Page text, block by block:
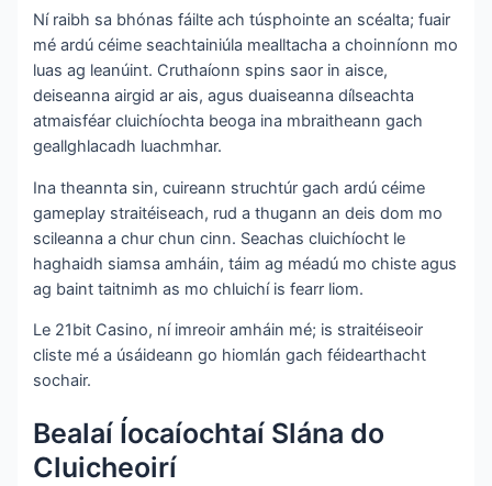
Ní raibh sa bhónas fáilte ach túsphointe an scéalta; fuair
mé ardú céime seachtainiúla mealltacha a choinníonn mo
luas ag leanúint. Cruthaíonn spins saor in aisce,
deiseanna airgid ar ais, agus duaiseanna dílseachta
atmaisféar cluichíochta beoga ina mbraitheann gach
geallghlacadh luachmhar.
Ina theannta sin, cuireann struchtúr gach ardú céime
gameplay straitéiseach, rud a thugann an deis dom mo
scileanna a chur chun cinn. Seachas cluichíocht le
haghaidh siamsa amháin, táim ag méadú mo chiste agus
ag baint taitnimh as mo chluichí is fearr liom.
Le 21bit Casino, ní imreoir amháin mé; is straitéiseoir
cliste mé a úsáideann go hiomlán gach féidearthacht
sochair.
Bealaí Íocaíochtaí Slána do
Cluicheoirí